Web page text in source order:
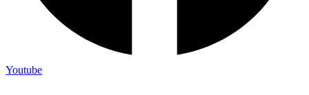
Youtube